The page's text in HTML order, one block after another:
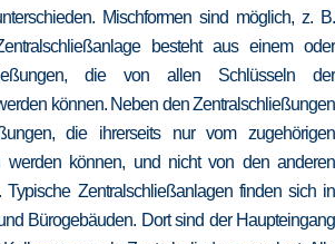
Mischformen sind möglich, z. B.
besteht aus einem oder
die von allen Schlüsseln der
können. Neben den Zentralschließungen
die ihrerseits nur vom zugehörigen
werden können, und nicht von den anderen
Typische Zentralschließanlagen finden sich in
Bürogebäuden. Dort sind der Haupteingang